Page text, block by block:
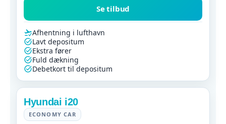
Se tilbud
Afhentning i lufthavn
Lavt depositum
Ekstra fører
Fuld dækning
Debetkort til depositum
Hyundai i20
ECONOMY CAR